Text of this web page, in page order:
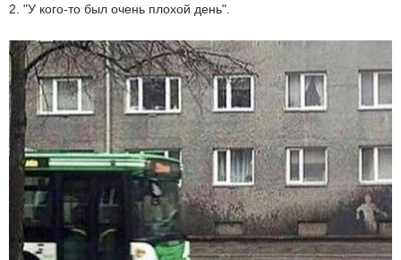
2. "У кого-то был очень плохой день".